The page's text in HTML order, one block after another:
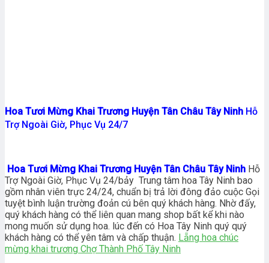
Hoa Tươi Mừng Khai Trương Huyện Tân Châu Tây Ninh Hỗ
Trợ Ngoài Giờ, Phục Vụ 24/7
Hoa Tươi Mừng Khai Trương Huyện Tân Châu Tây Ninh Hỗ
Trợ Ngoài Giờ, Phục Vụ 24/bảy Trung tâm hoa Tây Ninh bao
gồm nhân viên trực 24/24, chuẩn bị trả lời đông đảo cuộc Gọi
tuyệt bình luận trường đoản cú bên quý khách hàng. Nhờ đấy,
quý khách hàng có thể liên quan mang shop bất kể khi nào
mong muốn sử dụng hoa. lúc đến có Hoa Tây Ninh quý quý
khách hàng có thể yên tâm và chấp thuận. Lẵng hoa chúc
mừng khai trương Chợ Thành Phố Tây Ninh